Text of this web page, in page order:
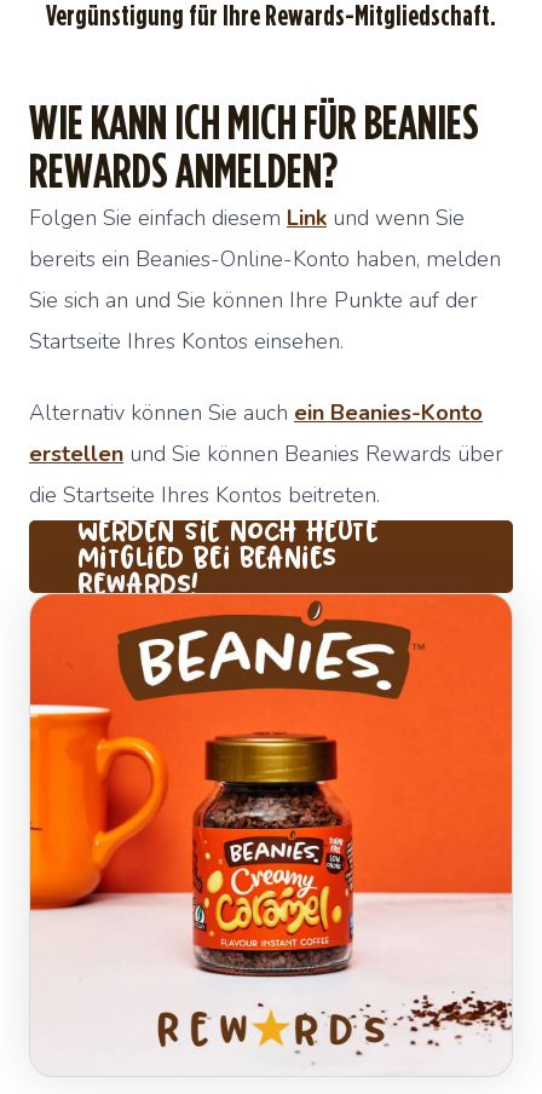
Vergünstigung für Ihre Rewards-Mitgliedschaft.
WIE KANN ICH MICH FÜR BEANIES
REWARDS ANMELDEN?
Folgen Sie einfach diesem Link und wenn Sie
bereits ein Beanies-Online-Konto haben, melden
Sie sich an und Sie können Ihre Punkte auf der
Startseite Ihres Kontos einsehen.
Alternativ können Sie auch ein Beanies-Konto
erstellen und Sie können Beanies Rewards über
die Startseite Ihres Kontos beitreten.
Werden Sie noch heute
Mitglied bei Beanies
Rewards!